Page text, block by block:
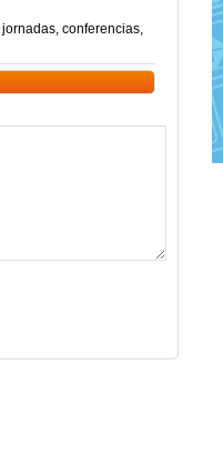
jornadas, conferencias,